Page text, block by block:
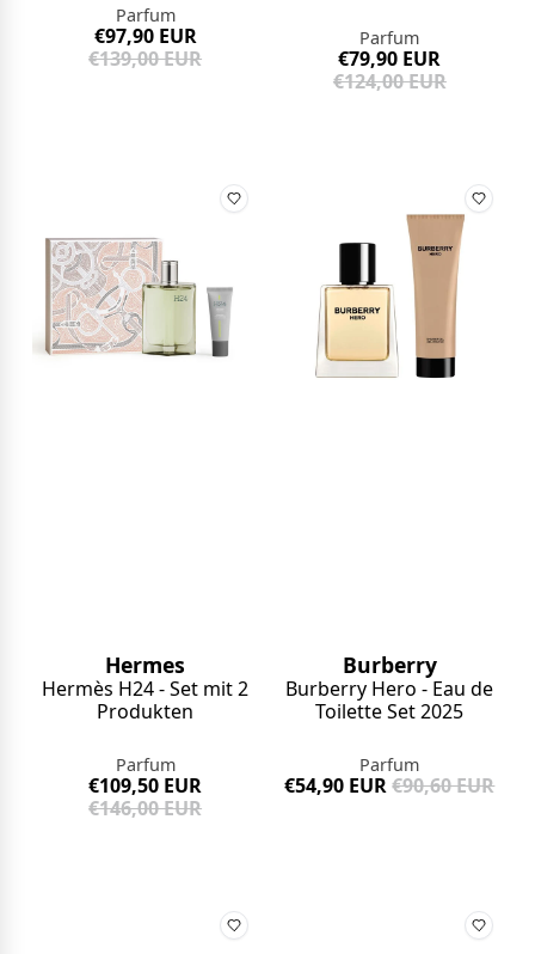
Parfum
€97,90 EUR
€139,00 EUR
Parfum
€79,90 EUR
€124,00 EUR
Hermes
Hermès H24 - Set mit 2
Produkten
Parfum
€109,50 EUR
€146,00 EUR
Burberry
Burberry Hero - Eau de
Toilette Set 2025
Parfum
€54,90 EUR€90,60 EUR